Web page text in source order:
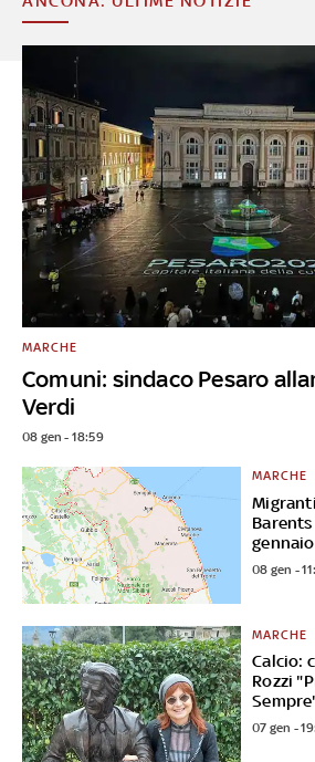
Comuni: sindaco Pesaro
Verdi
MARCHE
08 gen - 18:59
Barents
gennaio
MARCHE
08 gen -
Calcio:
Rozzi
MARCHE
07 gen -